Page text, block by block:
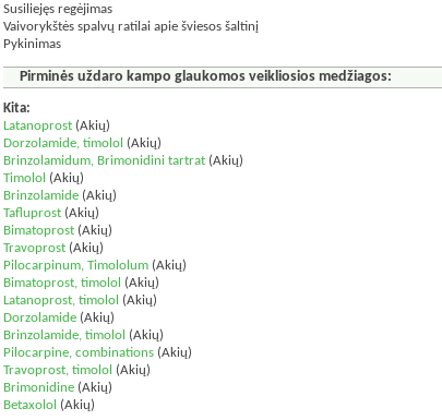
Susiliejęs regėjimas
Vaivorykštės spalvų ratilai apie šviesos šaltinį
Pykinimas
Pirminės uždaro kampo glaukomos veikliosios medžiagos:
Kita:
Latanoprost (Akių)
Dorzolamide, timolol (Akių)
Brinzolamidum, Brimonidini tartrat (Akių)
Timolol (Akių)
Brinzolamide (Akių)
Tafluprost (Akių)
Bimatoprost (Akių)
Travoprost (Akių)
Pilocarpinum, Timololum (Akių)
Bimatoprost, timolol (Akių)
Latanoprost, timolol (Akių)
Dorzolamide (Akių)
Brinzolamide, timolol (Akių)
Pilocarpine, combinations (Akių)
Travoprost, timolol (Akių)
Brimonidine (Akių)
Betaxolol (Akių)